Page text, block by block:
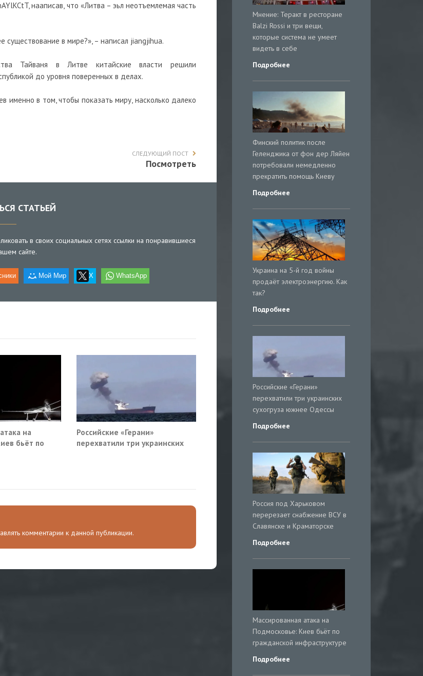
нааписав, что «Литва – эьл неотъемлемая часть
существование в мире?», – написал jiangjihua.
Тайваня в Литве китайские власти решили
до уровня поверенных в делах.
именно в том, чтобы показать миру, насколько далеко
СЛЕДУЮЩИЙ ПОСТ
Посмотреть
СТАТЬЕЙ
в своих социальных сетях ссылки на понравившиеся
сайте.
Мой Мир X WhatsApp
на
бьёт по
Российские «Герани»
перехватили три украинских
комментарии к данной публикации.
Мнение: Теракт в ресторане
Balzi Rossi и три вещи,
которые система не умеет
видеть в себе
Подробнее
Финский политик после
Геленджика от фон дер Ляйен
потребовали немедленно
прекратить помощь Киеву
Подробнее
Украина на 5-й год войны
продаёт электроэнергию. Как
так?
Подробнее
Российские «Герани»
перехватили три украинских
сухогруза южнее Одессы
Подробнее
Россия под Харьковом
перерезает снабжение ВСУ в
Славянске и Краматорске
Подробнее
Массированная атака на
Подмосковье: Киев бьёт по
гражданской инфраструктуре
Подробнее